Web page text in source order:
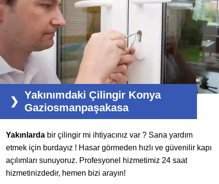
Yakınımdaki Çilingir Konya
Gaziosmanpaşakasa
Yakınlarda bir çilingir mi ihtiyacınız var ? Sana yardım
etmek için burdayız ! Hasar görmeden hızlı ve güvenilir kapı
açılımları sunuyoruz. Profesyonel hizmetimiz 24 saat
hizmetinizdedir, hemen bizi arayın!